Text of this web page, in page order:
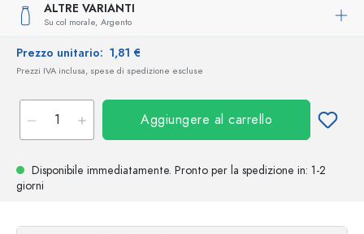
ALTRE VARIANTI
Su col morale, Argento
Prezzo unitario: 1,81 €
Prezzi IVA inclusa, spese di spedizione escluse
Aggiungere al carrello
Disponibile immediatamente. Pronto per la spedizione in: 1-2
giorni